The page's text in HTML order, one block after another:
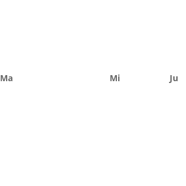
Ma Mi Ju